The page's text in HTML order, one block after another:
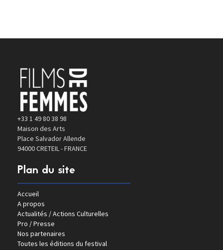
+33 1 49 80 38 98
Maison des Arts
Place Salvador Allende
94000 CRETEIL - FRANCE
Plan du site
Accueil
A propos
Actualités / Actions Culturelles
Pro / Presse
Nos partenaires
Toutes les éditions du festival